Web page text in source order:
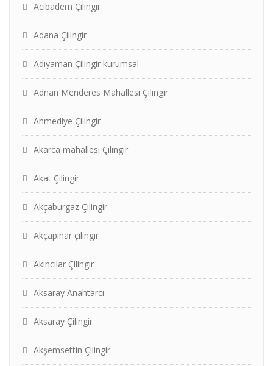
Acıbadem Çilingir
Adana Çilingir
Adıyaman Çilingir kurumsal
Adnan Menderes Mahallesi Çilingir
Ahmediye Çilingir
Akarca mahallesi Çilingir
Akat Çilingir
Akçaburgaz Çilingir
Akçapınar çilingir
Akıncılar Çilingir
Aksaray Anahtarcı
Aksaray Çilingir
Akşemsettin Çilingir